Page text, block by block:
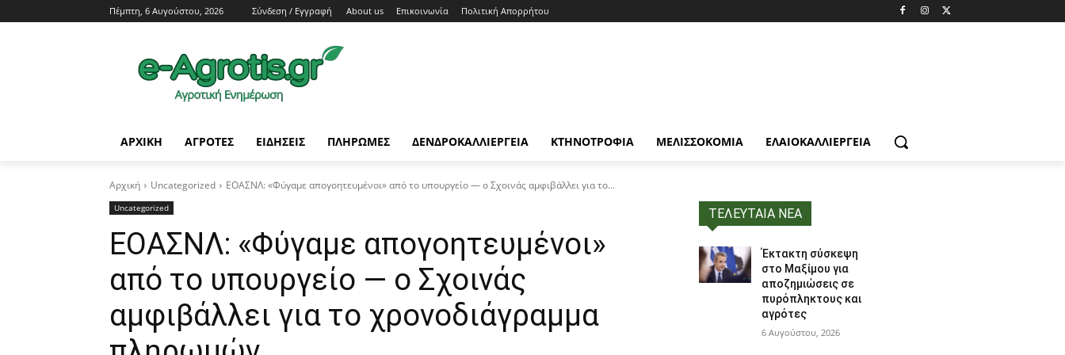
Πέμπτη, 6 Αυγούστου, 2026 Σύνδεση / Εγγραφή About us Επικοινωνία Πολιτική Απορρήτου
ΑΡΧΙΚΗ AΓΡΟΤΕΣ ΕΙΔΗΣΕΙΣ ΠΛΗΡΩΜΕΣ ΔΕΝΔΡΟΚΑΛΛΙΕΡΓΕΙΑ ΚΤΗΝΟΤΡΟΦΙΑ ΜΕΛΙΣΣΟΚΟΜΙΑ ΕΛΑΙΟΚΑΛΛΙΈΡΓΕΙΑ
Αρχική Uncategorized ΕΟΑΣΝΛ: «Φύγαμε απογοητευμένοι» από το υπουργείο — ο Σχοινάς αμφιβάλλει για το...
Uncategorized
ΕΟΑΣΝΛ: «Φύγαμε απογοητευμένοι»
από το υπουργείο — ο Σχοινάς
αμφιβάλλει για το χρονοδιάγραμμα
ΤΕΛΕΥΤΑΙΑ ΝΕΑ
Έκτακτη σύσκεψη
στο Μαξίμου για
αποζημιώσεις σε
πυρόπληκτους και
αγρότες
6 Αυγούστου, 2026